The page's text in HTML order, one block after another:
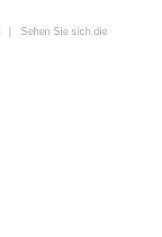
| Sehen Sie sich die